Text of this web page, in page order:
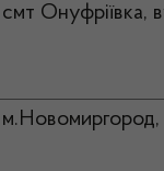
Онуфріївка,